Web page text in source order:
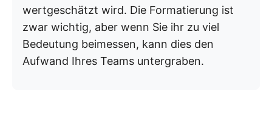
wertgeschätzt wird. Die Formatierung ist
zwar wichtig, aber wenn Sie ihr zu viel
Bedeutung beimessen, kann dies den
Aufwand Ihres Teams untergraben.